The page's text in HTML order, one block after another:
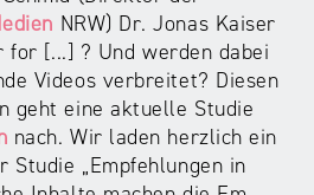
NRW) Dr. Jonas Kaiser
for [...] ? Und werden dabei
Videos verbreitet? Diesen
geht eine aktuelle Studie
nach. Wir laden herzlich ein
„Empfehlungen in